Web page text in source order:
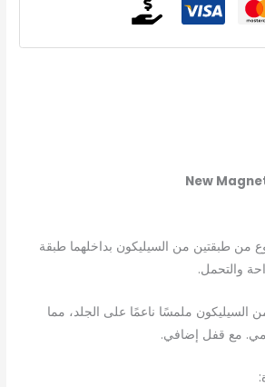
New
من طبقتين من السيليكون بداخلهما طبقة
والتحمل.
السيليكون ملمسًا ناعمًا على الجلد، مما
مع قفل إضافي.